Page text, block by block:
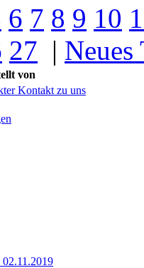
6 7 8 9 10
27 | Neues
von
Kontakt zu uns